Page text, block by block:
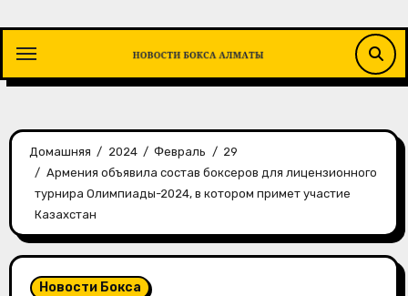
содержимому
Домашняя 2024 Февраль
29
Армения объявила состав боксеров для лицензионного
турнира Олимпиады-2024, в котором примет участие
Казахстан
Новости Бокса